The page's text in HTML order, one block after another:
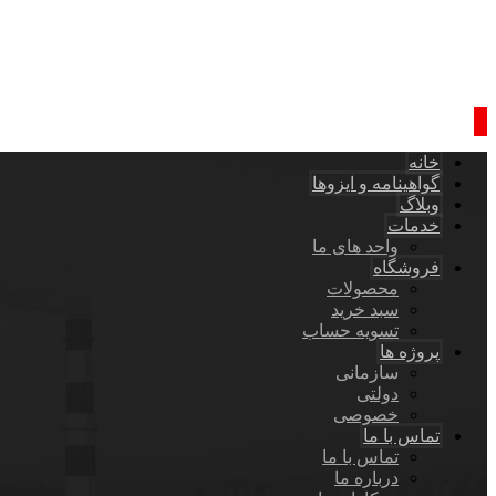
خانه
گواهینامه و ایزوها
وبلاگ
خدمات
واحد های ما
فروشگاه
محصولات
سبد خرید
تسویه حساب
پروژه ها
سازمانی
دولتی
خصوصی
تماس با ما
تماس با ما
درباره ما